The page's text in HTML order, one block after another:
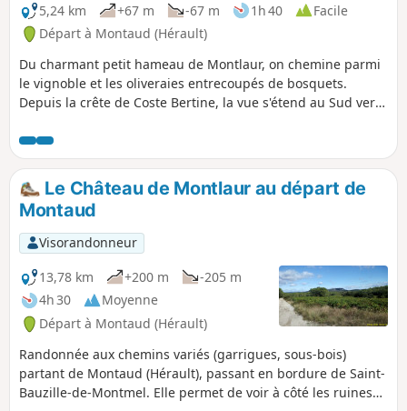
5,24 km
+67 m -67 m 1h 40
Facile
Départ à Montaud (Hérault)
Du charmant petit hameau de Montlaur, on chemine parmi
le vignoble et les oliveraies entrecoupés de bosquets.
Depuis la crête de Coste Bertine, la vue s'étend au Sud vers
des ruines de ce fantastique château.
Le Château de Montlaur au départ de
Montaud
Visorandonneur
13,78 km
+200 m
-205 m
4h 30
Moyenne
Départ à Montaud (Hérault)
Randonnée aux chemins variés (garrigues, sous-bois)
partant de Montaud (Hérault), passant en bordure de Saint-
Bauzille-de-Montmel. Elle permet de voir à côté les ruines